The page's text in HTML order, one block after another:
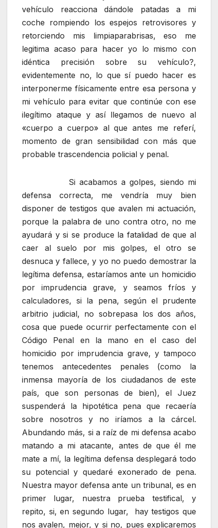
vehículo reacciona dándole patadas a mi
coche rompiendo los espejos retrovisores y
retorciendo mis limpiaparabrisas, eso me
legitima acaso para hacer yo lo mismo con
idéntica precisión sobre su vehículo?,
evidentemente no, lo que sí puedo hacer es
interponerme físicamente entre esa persona y
mi vehículo para evitar que continúe con ese
ilegítimo ataque y así llegamos de nuevo al
«cuerpo a cuerpo» al que antes me referí,
momento de gran sensibilidad con más que
probable trascendencia policial y penal.
Si acabamos a golpes, siendo mi
defensa correcta, me vendría muy bien
disponer de testigos que avalen mi actuación,
porque la palabra de uno contra otro, no me
ayudará y si se produce la fatalidad de que al
caer al suelo por mis golpes, el otro se
desnuca y fallece, y yo no puedo demostrar la
legítima defensa, estaríamos ante un homicidio
por imprudencia grave, y seamos fríos y
calculadores, si la pena, según el prudente
arbitrio judicial, no sobrepasa los dos años,
cosa que puede ocurrir perfectamente con el
Código Penal en la mano en el caso del
homicidio por imprudencia grave, y tampoco
tenemos antecedentes penales (como la
inmensa mayoría de los ciudadanos de este
país, que son personas de bien), el Juez
suspenderá la hipotética pena que recaería
sobre nosotros y no iríamos a la cárcel.
Abundando más, si a raíz de mi defensa acabo
matando a mi atacante, antes de que él me
mate a mí, la legítima defensa desplegará todo
su potencial y quedaré exonerado de pena.
Nuestra mayor defensa ante un tribunal, es en
primer lugar, nuestra prueba testifical, y
repito, si, en segundo lugar, hay testigos que
nos avalen, mejor, y si no, pues explicaremos